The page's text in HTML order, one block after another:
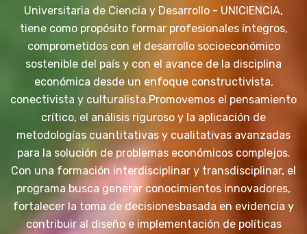
Universitaria de Ciencia y Desarrollo - UNICIENCIA,
tiene como propósito formar profesionales íntegros,
comprometidos con el desarrollo socioeconómico
sostenible del país y con el avance de la disciplina
económica desde un enfoque constructivista,
conectivista y culturalista.Promovemos el pensamiento
crítico, el análisis riguroso y la aplicación de
metodologías cuantitativas y cualitativas avanzadas
para la solución de problemas económicos complejos.
Con una formación interdisciplinar y transdisciplinar, el
programa busca generar conocimientos innovadores,
fortalecer la toma de decisionesbasada en evidencia y
contribuir al diseño e implementación de políticas